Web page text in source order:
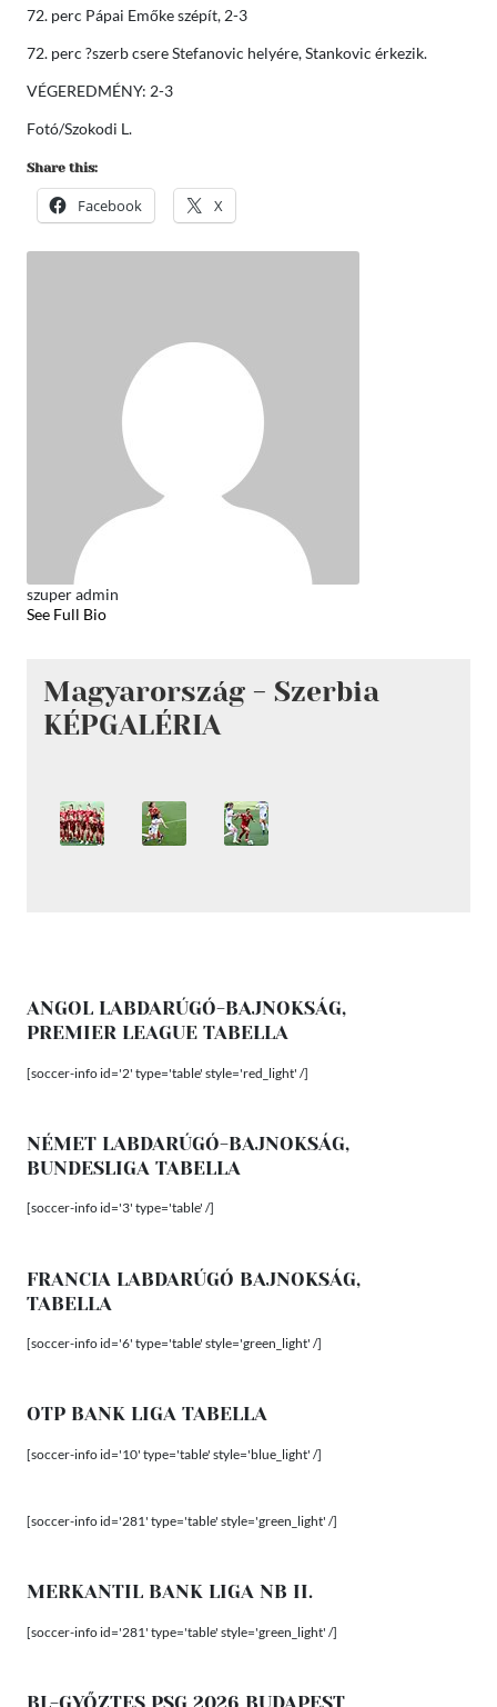
72. perc Pápai Emőke szépít, 2-3
72. perc ?szerb csere Stefanovic helyére, Stankovic érkezik.
VÉGEREDMÉNY: 2-3
Fotó/Szokodi L.
Share this:
Facebook X
szuper admin
See Full Bio
Magyarország - Szerbia
KÉPGALÉRIA
ANGOL LABDARÚGÓ-BAJNOKSÁG,
PREMIER LEAGUE TABELLA
[soccer-info id='2' type='table' style='red_light' /]
NÉMET LABDARÚGÓ-BAJNOKSÁG,
BUNDESLIGA TABELLA
[soccer-info id='3' type='table' /]
FRANCIA LABDARÚGÓ BAJNOKSÁG,
TABELLA
[soccer-info id='6' type='table' style='green_light' /]
OTP BANK LIGA TABELLA
[soccer-info id='10' type='table' style='blue_light' /]
[soccer-info id='281' type='table' style='green_light' /]
MERKANTIL BANK LIGA NB II.
[soccer-info id='281' type='table' style='green_light' /]